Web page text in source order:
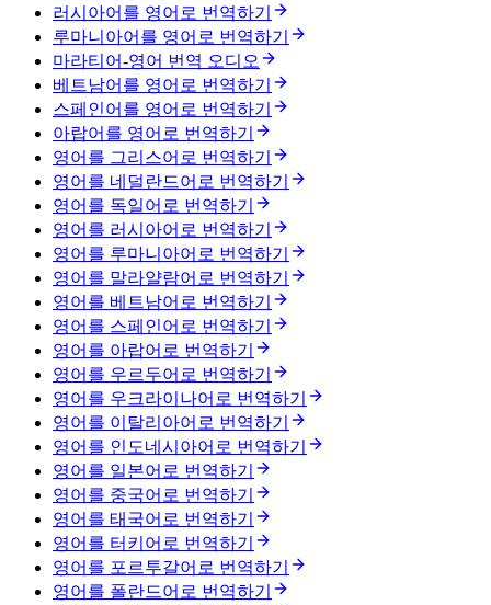
러시아어를 영어로 번역하기
루마니아어를 영어로 번역하기
마라티어-영어 번역 오디오
베트남어를 영어로 번역하기
스페인어를 영어로 번역하기
아랍어를 영어로 번역하기
영어를 그리스어로 번역하기
영어를 네덜란드어로 번역하기
영어를 독일어로 번역하기
영어를 러시아어로 번역하기
영어를 루마니아어로 번역하기
영어를 말라얄람어로 번역하기
영어를 베트남어로 번역하기
영어를 스페인어로 번역하기
영어를 아랍어로 번역하기
영어를 우르두어로 번역하기
영어를 우크라이나어로 번역하기
영어를 이탈리아어로 번역하기
영어를 인도네시아어로 번역하기
영어를 일본어로 번역하기
영어를 중국어로 번역하기
영어를 태국어로 번역하기
영어를 터키어로 번역하기
영어를 포르투갈어로 번역하기
영어를 폴란드어로 번역하기